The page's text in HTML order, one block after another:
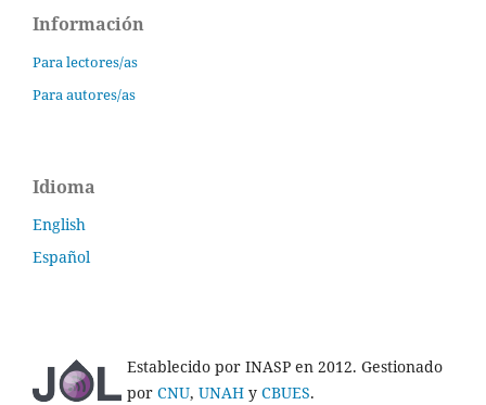
Información
Para lectores/as
Para autores/as
Idioma
English
Español
Establecido por INASP en 2012. Gestionado
por CNU, UNAH y CBUES.